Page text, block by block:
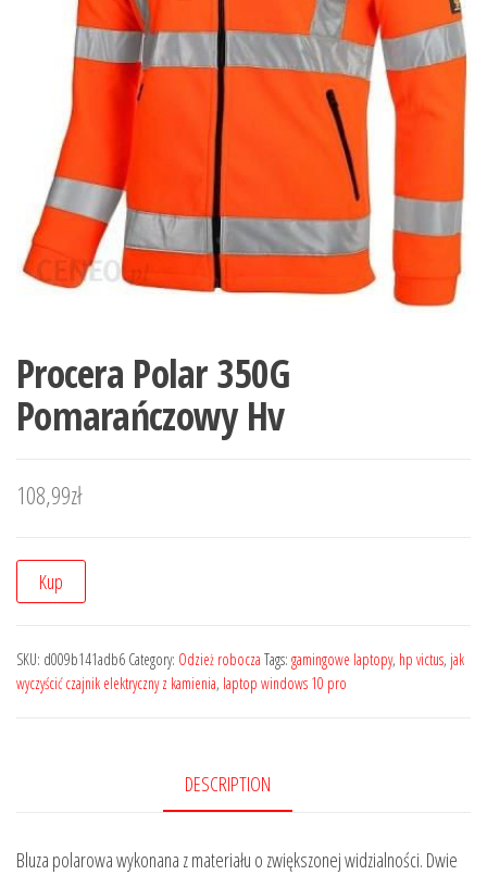
Procera Polar 350G
Pomarańczowy Hv
108,99zł
Kup
SKU: d009b141adb6 Category: Odzież robocza Tags: gamingowe laptopy, hp victus, jak
wyczyścić czajnik elektryczny z kamienia, laptop windows 10 pro
DESCRIPTION
Bluza polarowa wykonana z materiału o zwiększonej widzialności. Dwie